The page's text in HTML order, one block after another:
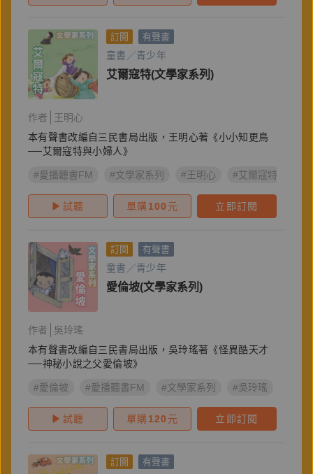
訂閱 有聲書
童書／青少年
艾爾寇特(文學家系列)
作者
王明心
本有聲書改編自三民書局出版，王明心著《小小知更鳥
──艾爾寇特與小婦人》
#愛播聽書FM #文學家系列 #王明心 #艾爾寇特
試聽 單購100 元 立即訂閱
訂閱 有聲書
童書／青少年
愛倫坡(文學家系列)
作者
吳玲瑤
本有聲書改編自三民書局出版，吳玲瑤著《怪異酷天才
──神秘小說之父愛倫坡》
#愛倫坡 #愛播聽書FM #文學家系列 #吳玲瑤
試聽 單購120 元 立即訂閱
訂閱 有聲書